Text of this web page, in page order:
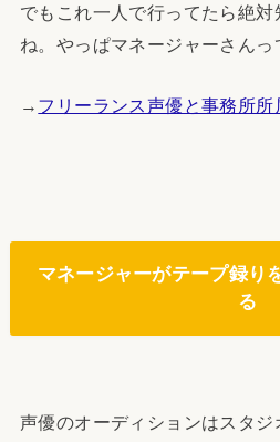
でもこれ一人で行ってたら絶
ね。やっぱマネージャーさんっ
→ フリーランス声優と事務所所
マネージャーがテープ録り
る
声優のオーディションはスタ